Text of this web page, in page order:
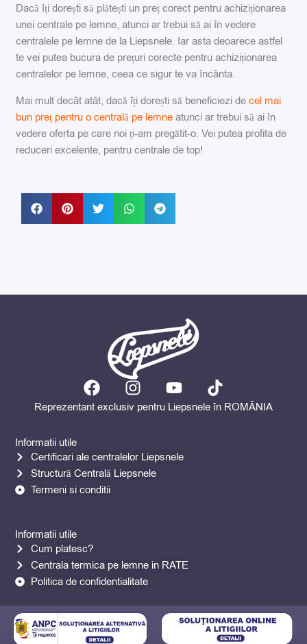
Dacă îți dorești să plătești un preț corect pentru achiziționarea
unei centrale pe lemne, atunci ar trebui să ai în vedere
centralele pe lemne de la Liepsnele. Iar asta deoarece astfel
te vei putea bucura de prețuri corecte pentru achiziționarea
centralelor pe lemne, ceea ce sigur te va încânta.
Mai mult decât atât, dacă îți dorești să beneficiezi decel mai
bun preț pentru o centrală pe lemne atunci ar trebui să ai în
vedere oferta pe care noi ți-am pregătit-o. Vei putea profita de
reduceri excelente, pentru centrale de top!
Informatii utile
Cum platesc?
Centrala termica pe lemne in RATE
Politica de confidentialitate
F
a
b
o
o
I
n
s
a
g
Y
o
u
u
T
i
Reprezentant exclusiv pentru Liepsnele în ROMÂNIA
Informatii utile
Certificari ale centralelor Liepsnele
Structură Centrală Liepsnele
Termeni si conditii